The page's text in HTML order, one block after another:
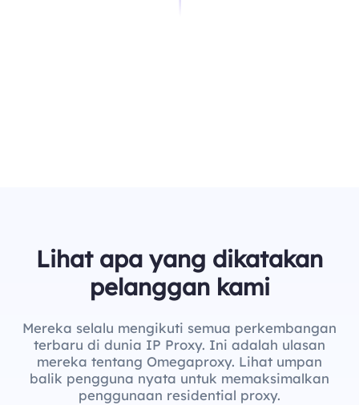
Lihat apa yang dikatakan
pelanggan kami
Mereka selalu mengikuti semua perkembangan
terbaru di dunia IP Proxy. Ini adalah ulasan
mereka tentang Omegaproxy. Lihat umpan
balik pengguna nyata untuk memaksimalkan
penggunaan residential proxy.